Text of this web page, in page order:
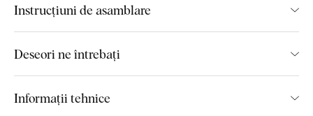
Montajul îl poate face oricine:
Tabloul include cârlig(e) pe spate pentru a putea fi agățat cu
Instrucțiuni de asamblare
Deseori ne întrebați
Informații tehnice